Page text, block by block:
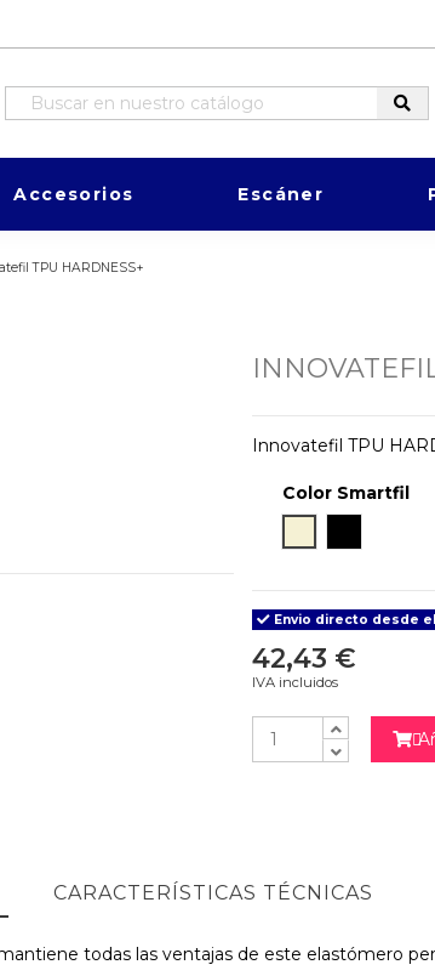
Accesorios Escáner
TPU HARDNESS+
Innovatefil TPU
Color Smartfil
Envio directo desde
42,43 €
IVA incluidos

CARACTERÍSTICAS TÉCNICAS
todas las ventajas de este elastómero